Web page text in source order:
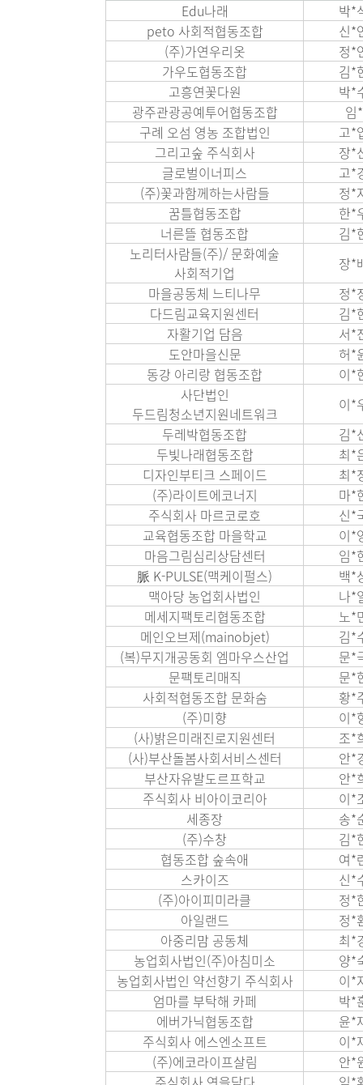
Edu나래
박*
peto 사회적협동조합
신*
(주)가연우리옷
정*
가우도협동조합
김*
고흥연꽃다원
박*
광주관광공예투어협동조합
임*
구례 오섬 영농 조합법인
고*
그리고숲 주식회사
장*
글로벌이너피스
고*
(주)꽃과함께하는사람들
정*
꿈틀협동조합
한*
너른뜰 협동조합
김*
노리터사람들(주)/ 문화예술
사회적기업
장*
마을공동체 느티나무
정*
다드림교육지원센터
김*
자활기업 담음
서*
도안마을신문
허*
동강 아리랑 협동조합
이*
사단법인
두드림청소년지원네트워크
이*
두레박협동조합
김*
두빛나래협동조합
최*
디자인부티크 스페이드
최*
(주)라이트에코너지
마*
주식회사 마르코로호
신*
교육협동조합 마을학교
이*
마음그림심리상담센터
임*
脈 K-PULSE(맥케이펄스)
백*
맥아당 농업회사법인
나*
메세지팩토리협동조합
노*
메인오브제(mainobjet)
김*
(복)무지개공동회 엠마우스산업
문*
문팩토리매직
문*
사회적협동조합 문화숨
황*
(주)미향
이*
(사)밝은미래진로지원센터
조*
(사)부산돌봄사회서비스센터
안*
부산자유발도르프학교
안*
주식회사 비아이코리아
이*
세종장
송*
(주)수창
김*
협동조합 숲속애
여*
스카이즈
신*
(주)아이피미라클
정*
아일랜드
정*
아중리맘 공동체
최*
농업회사법인(주)아침미소
양*
농업회사법인 약선향기 주식회사
이*
엄마를 부탁해 카페
박*
에버가닉협동조합
윤*
주식회사 에스엔소프트
이*
(주)에코라이프살림
안*